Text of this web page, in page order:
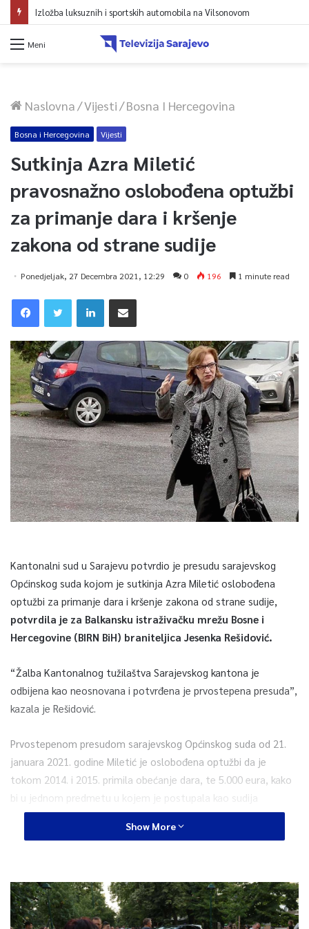
Izložba luksuznih i sportskih automobila na Vilsonovom
Meni
Naslovna/Vijesti/Bosna I Hercegovina
Bosna i Hercegovina Vijesti
Sutkinja Azra Miletić
pravosnažno oslobođena optužbi
za primanje dara i kršenje
zakona od strane sudije
Ponedjeljak, 27 Decembra 2021, 12:29 0 196 1 minute read
Kantonalni sud u Sarajevu potvrdio je presudu sarajevskog
Općinskog suda kojom je sutkinja Azra Miletić oslobođena
optužbi za primanje dara i kršenje zakona od strane sudije,
potvrdila je za Balkansku istraživačku mrežu Bosne i
Hercegovine (BIRN BiH) braniteljica Jesenka Rešidović.
“Žalba Kantonalnog tužilaštva Sarajevskog kantona je
odbijena kao neosnovana i potvrđena je prvostepena presuda”,
kazala je Rešidović.
Prvostepenom presudom sarajevskog Općinskog suda od 21.
januara 2021. godine Miletić je oslobođena optužbi da je
tokom 2014. i 2015. primila obećanje dara, te 5.000 eura, kako
bi u jednom predmetu u kojem je postupala kao sudija
Apelacionog odjeljenja Suda BiH bila donesena povoljnija
u kontakt s Ramom Brkićem i Senadom Šabićem, kojima je u
to vrijeme bilo suđeno za organizovani kriminal, neovlašteni
promet drogama i druga djela, dok je Miletić za obećani dar
Show More